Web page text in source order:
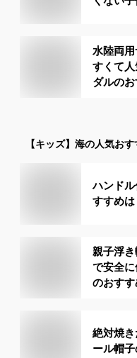
水陸両
すくて
ダルの
【キッズ】 海の人気おす
ハンド
すすめは
親子浮
で安全
のおすす
絶対焼
ール帽